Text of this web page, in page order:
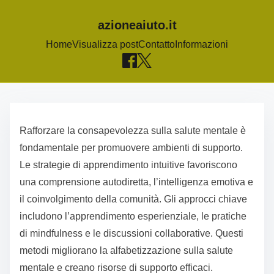
azioneaiuto.it
HomeVisualizza postContatto Informazioni
Rafforzare la consapevolezza sulla salute mentale è
fondamentale per promuovere ambienti di supporto.
Le strategie di apprendimento intuitive favoriscono
una comprensione autodiretta, l’intelligenza emotiva e
il coinvolgimento della comunità. Gli approcci chiave
includono l’apprendimento esperienziale, le pratiche
di mindfulness e le discussioni collaborative. Questi
metodi migliorano la alfabetizzazione sulla salute
mentale e creano risorse di supporto efficaci.